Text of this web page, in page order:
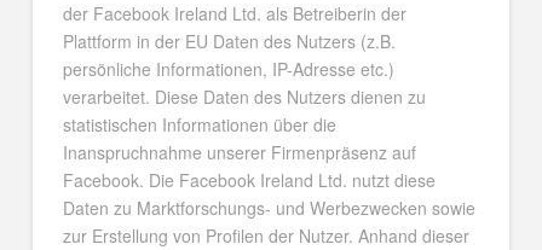
der Facebook Ireland Ltd. als Betreiberin der
Plattform in der EU Daten des Nutzers (z.B.
persönliche Informationen, IP-Adresse etc.)
verarbeitet. Diese Daten des Nutzers dienen zu
statistischen Informationen über die
Inanspruchnahme unserer Firmenpräsenz auf
Facebook. Die Facebook Ireland Ltd. nutzt diese
Daten zu Marktforschungs- und Werbezwecken sowie
zur Erstellung von Profilen der Nutzer. Anhand dieser